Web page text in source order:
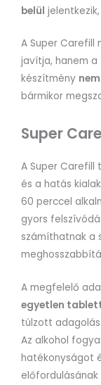
belül
A Super Carefill
javítja, hanem a
készítmény
bármikor
Super
A Super Carefill
és a hatás
60 perccel
gyors
számíthatnak a
A megfelelő
egyetlen
túlzott
Az alkohol
hatékonyságot